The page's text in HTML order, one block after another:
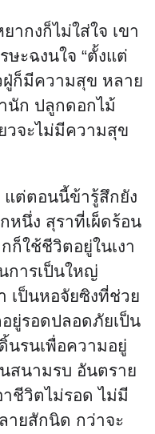
ากงก็ไม่ใส่ใจ เขา
ษะฉงนใจ “ตั้งแต่
ฝู่ก็มีความสุข หลาย
นัก ปลูกดอกไม้
วจะไม่มีความสุข
แต่ตอนนี้ข้ารู้สึกยัง
หนึ่ง สุราที่เผ็ดร้อน
ก็ใช้ชีวิตอยู่ในเงา
การเป็นใหญ่
เป็นหอจัยซิงที่ช่วย
ยู่รอดปลอดภัยเป็น
นรนเพื่อความอยู่
สนามรบ อันตราย
ชีวิตไม่รอด ไม่มี
ายสักนิด กว่าจะ